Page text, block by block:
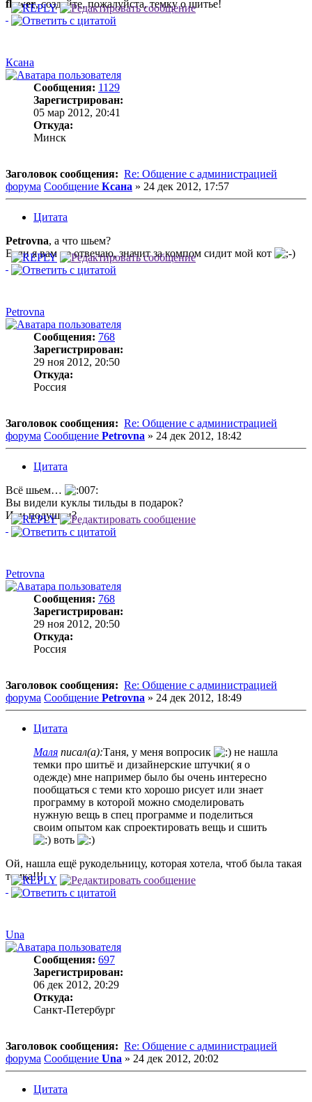
flower, создайте, пожалуйста, темку о шитье!
Ксана
Сообщения: 1129
Зарегистрирован:
05 мар 2012, 20:41
Откуда:
Минск
Заголовок сообщения: Re: Общение с администрацией
форума Сообщение Ксана » 24 дек 2012, 17:57
Цитата
Petrovna, а что шьем?
Если я вам не отвечаю, значит за компом сидит мой кот
Petrovna
Сообщения: 768
Зарегистрирован:
29 ноя 2012, 20:50
Откуда:
Россия
Заголовок сообщения: Re: Общение с администрацией
форума Сообщение Petrovna » 24 дек 2012, 18:42
Цитата
Всё шьем…
Вы видели куклы тильды в подарок?
Или подушки?
Petrovna
Сообщения: 768
Зарегистрирован:
29 ноя 2012, 20:50
Откуда:
Россия
Заголовок сообщения: Re: Общение с администрацией
форума Сообщение Petrovna » 24 дек 2012, 18:49
Цитата
Маля писал(а):Таня, у меня вопросик
не нашла
темки про шитьё и дизайнерские штучки( я о
одежде) мне например было бы очень интересно
пообщаться с теми кто хорошо рисует или знает
программу в которой можно смоделировать
нужную вещь в спец программе и поделиться
своим опытом как спроектировать вещь и сшить
воть
Ой, нашла ещё рукодельницу, которая хотела, чтоб была такая
темка!!!
Una
Сообщения: 697
Зарегистрирован:
06 дек 2012, 20:29
Откуда:
Санкт-Петербург
Заголовок сообщения: Re: Общение с администрацией
форума Сообщение Una » 24 дек 2012, 20:02
Цитата